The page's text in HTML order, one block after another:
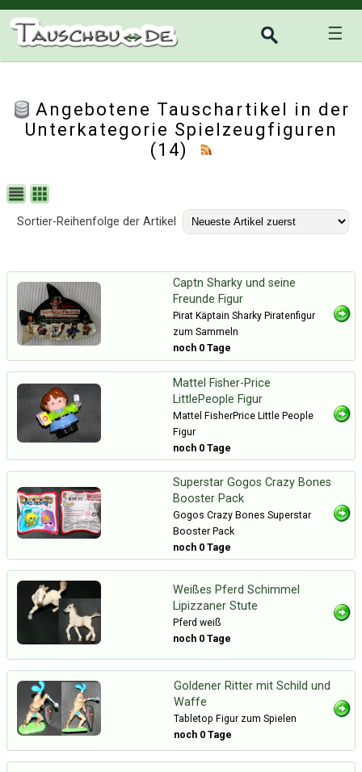
☰
Angebotene Tauschartikel in der
Unterkategorie Spielzeugfiguren
(14)
Sortier-Reihenfolge der Artikel
Captn Sharky und seine
Freunde Figur
Pirat Käptain Sharky Piratenfigur
zum Sammeln
noch 0 Tage
Mattel Fisher-Price
LittlePeople Figur
Mattel FisherPrice Little People
Figur
noch 0 Tage
Superstar Gogos Crazy Bones
Booster Pack
Gogos Crazy Bones Superstar
Booster Pack
noch 0 Tage
Weißes Pferd Schimmel
Lipizzaner Stute
Pferd weiß
noch 0 Tage
Goldener Ritter mit Schild und
Waffe
Tabletop Figur zum Spielen
noch 0 Tage